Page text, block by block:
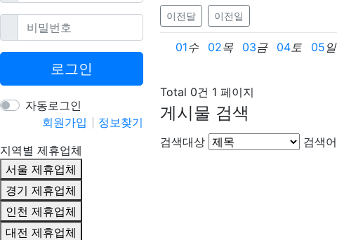
이전달 이전일
01수 02목 03금 04토 05 일
Total 0건 1 페이지
게시물 검색
검색대상 검색어
비밀번호필수
로그인
자동로그인
회원가입
정보찾기
지역별 제휴업체
서울 제휴업체
경기 제휴업체
인천 제휴업체
대전 제휴업체